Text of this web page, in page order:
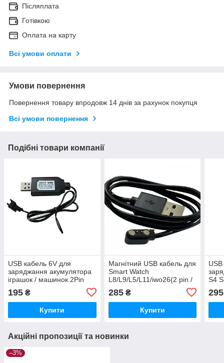
Післяплата
Готівкою
Оплата на карту
Всі умови оплати
Умови повернення
Повернення товару впродовж 14 днів за рахунок покупця
Всі умови повернення
Подібні товари компанії
USB кабель 6V для
заряджання акумулятора
іграшок / машинок 2Pin
195 ₴
Купити
Магнітний USB кабель для
Smart Watch
L8/L9/L5/L11/iwo26(2 pin /
285₴
Купити
S4
295
Акційні пропозиції та новинки
–3%